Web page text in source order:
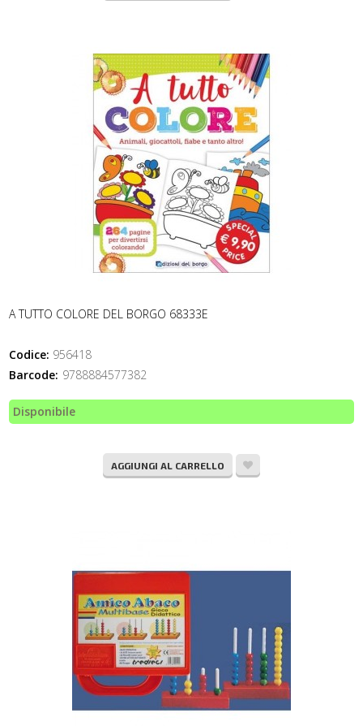
A TUTTO COLORE DEL BORGO 68333E
Codice: 956418
Barcode: 9788884577382
Disponibile
AGGIUNGI AL CARRELLO